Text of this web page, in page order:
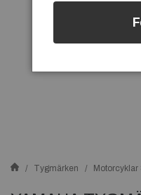
Tygmärken Motorcyklar